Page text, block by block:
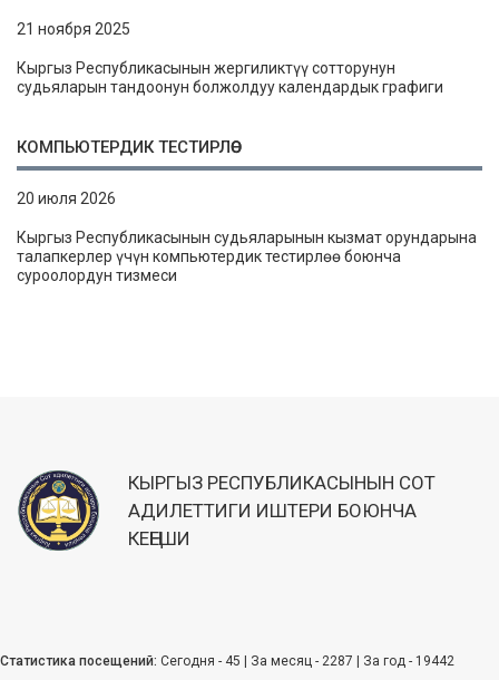
21 ноября 2025
Кыргыз Республикасынын жергиликтүү сотторунун
судьяларын тандоонун болжолдуу календардык графиги
КОМПЬЮТЕРДИК ТЕСТИРЛӨӨ
20 июля 2026
Кыргыз Республикасынын судьяларынын кызмат орундарына
талапкерлер үчүн компьютердик тестирлөө боюнча
суроолордун тизмеси
КЫРГЫЗ РЕСПУБЛИКАСЫНЫН СОТ
АДИЛЕТТИГИ ИШТЕРИ БОЮНЧА
КЕҢЕШИ
Статистика посещений: Сегодня - 45 | За месяц - 2287 | За год - 19442